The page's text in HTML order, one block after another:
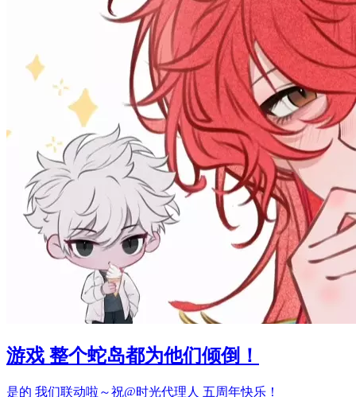
游戏 整个蛇岛都为他们倾倒！
是的 我们联动啦～祝@时光代理人 五周年快乐！